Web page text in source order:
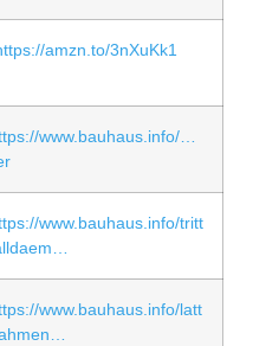
amzn.to/3nXuKk1
www.bauhaus.info/…
www.bauhaus.info/tritt
www.bauhaus.info/latt